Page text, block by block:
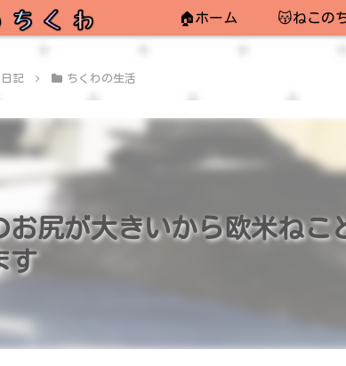
🏠ホーム 😽ねこの
記 ちくわの生活
お尻が大きいから欧米ねこ
す